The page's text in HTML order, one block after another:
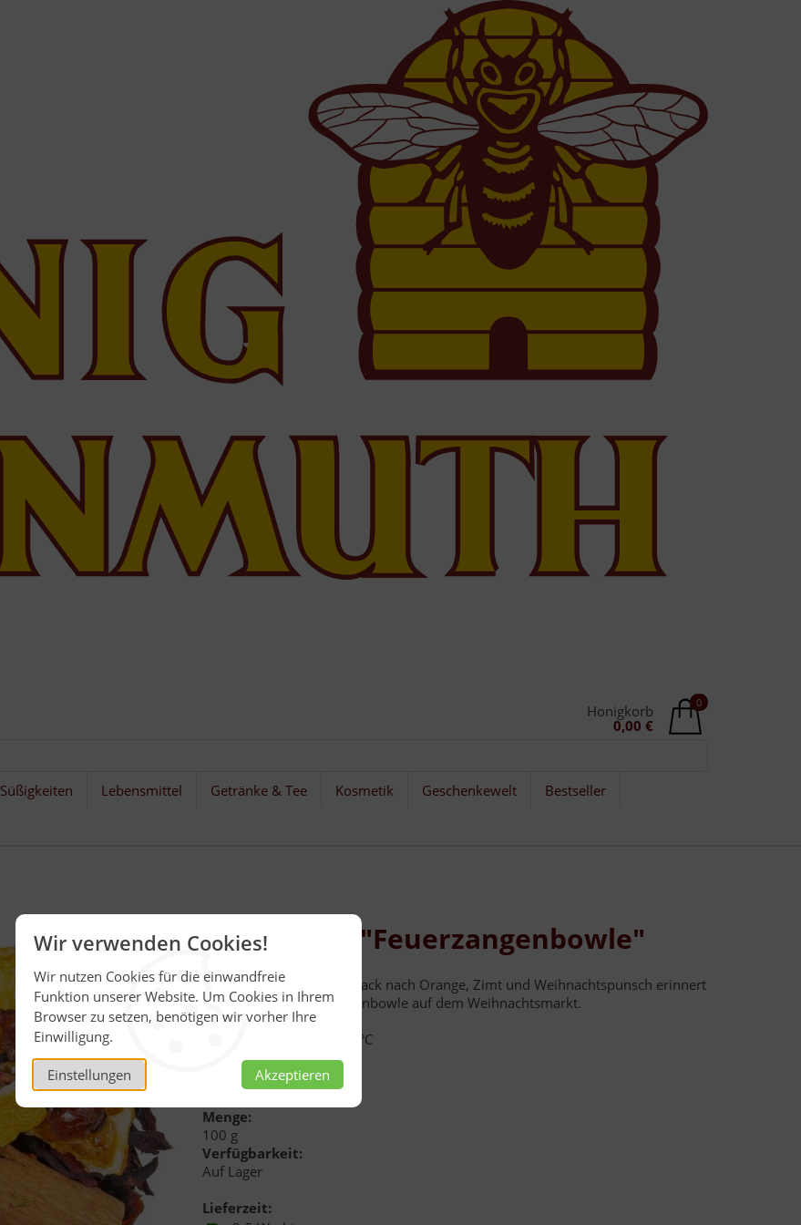
Wir verwenden Cookies!
Wir nutzen Cookies für die einwandfreie
Funktion unserer Website. Um Cookies in Ihrem
Browser zu setzen, benötigen wir vorher Ihre
Einwilligung.
Einstellungen Akzeptieren
0
Honigkorb
0,00 €
Süßigkeiten Lebensmittel Getränke & Tee Kosmetik Geschenkewelt
Bestseller
Früchtetee "Feuerzangenbowle"
Der aromatische Geschmack nach Orange, Zimt und Weihnachtspunsch erinnert
an eine heiße Feuerzangenbowle auf dem Weihnachtsmarkt.
Ziehzeit: 8-10 Min.
Aufgusstemperatur: 100 °C
Teemenge: 1-2 TL
100 g
Menge:
100 g
Verfügbarkeit:
Auf Lager
Lieferzeit: